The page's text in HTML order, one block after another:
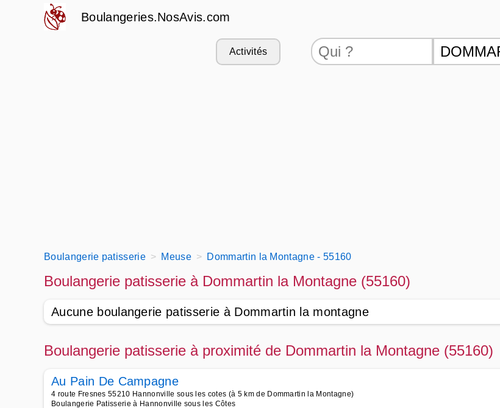
Boulangeries.NosAvis.com
Activités
Boulangerie patisserie Meuse Dommartin la Montagne - 55160
Boulangerie patisserie à Dommartin la Montagne (55160)
Aucune boulangerie patisserie à Dommartin la montagne
Boulangerie patisserie à proximité de Dommartin la Montagne (55160)
Au Pain De Campagne
4 route Fresnes 55210 Hannonville sous les cotes (à 5 km de Dommartin la Montagne)
Boulangerie Patisserie à Hannonville sous les Côtes